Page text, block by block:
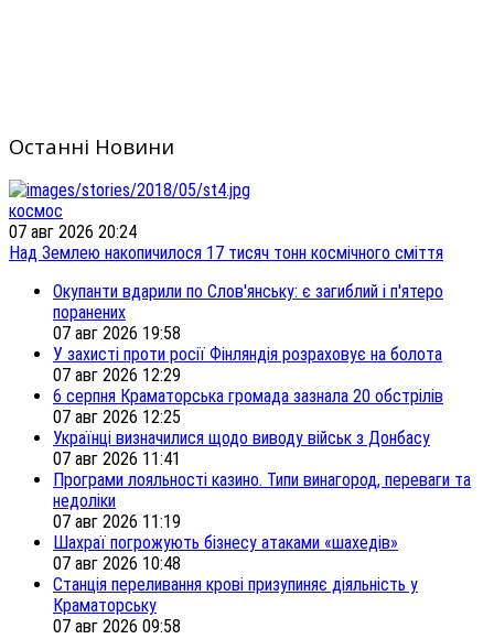
Останні Новини
космос
07 авг 2026 20:24
Над Землею накопичилося 17 тисяч тонн космічного сміття
Окупанти вдарили по Слов'янську: є загиблий і п'ятеро
поранених
07 авг 2026 19:58
У захисті проти росії Фінляндія розраховує на болота
07 авг 2026 12:29
6 серпня Краматорська громада зазнала 20 обстрілів
07 авг 2026 12:25
Українці визначилися щодо виводу військ з Донбасу
07 авг 2026 11:41
Програми лояльності казино. Типи винагород, переваги та
недоліки
07 авг 2026 11:19
Шахраї погрожують бізнесу атаками «шахедів»
07 авг 2026 10:48
Станція переливання крові призупиняє діяльність у
Краматорську
07 авг 2026 09:58